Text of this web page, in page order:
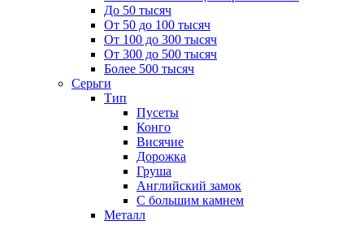
До 50 тысяч
От 50 до 100 тысяч
От 100 до 300 тысяч
От 300 до 500 тысяч
Более 500 тысяч
Серьги
Тип
Пусеты
Конго
Висячие
Дорожка
Груша
Английский замок
С большим камнем
Металл